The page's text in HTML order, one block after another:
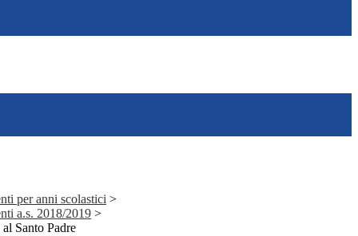
per anni scolastici >
a.s. 2018/2019 >
Santo Padre